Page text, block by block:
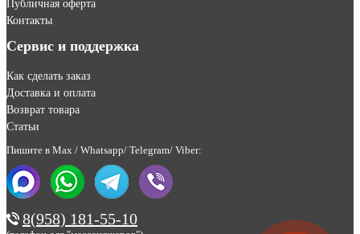
Публичная оферта
Контакты
Сервис и поддержка
Как сделать заказ
Доставка и оплата
Возврат товара
Статьи
Пишите в Max / Whatsapp/ Telegram/ Viber:
8(958) 181-55-10